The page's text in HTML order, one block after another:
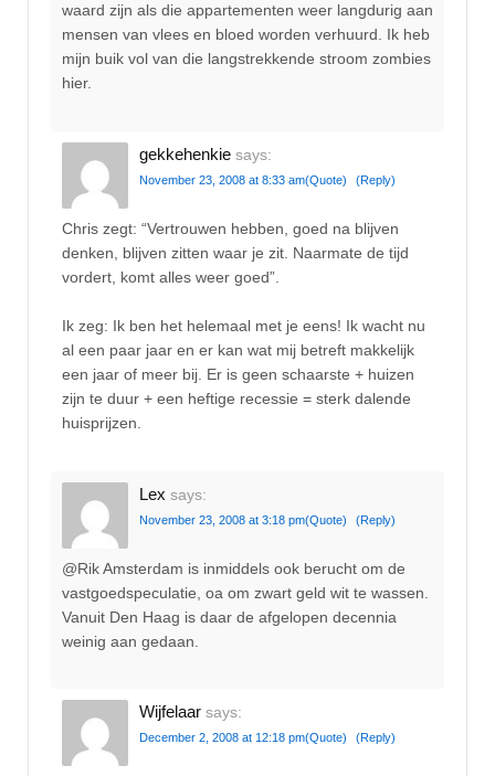
waard zijn als die appartementen weer langdurig aan
mensen van vlees en bloed worden verhuurd. Ik heb
mijn buik vol van die langstrekkende stroom zombies
hier.
gekkehenkie says:
November 23, 2008 at 8:33 am(Quote) (Reply)
Chris zegt: “Vertrouwen hebben, goed na blijven
denken, blijven zitten waar je zit. Naarmate de tijd
vordert, komt alles weer goed”.
Ik zeg: Ik ben het helemaal met je eens! Ik wacht nu
al een paar jaar en er kan wat mij betreft makkelijk
een jaar of meer bij. Er is geen schaarste + huizen
zijn te duur + een heftige recessie = sterk dalende
huisprijzen.
Lex says:
November 23, 2008 at 3:18 pm(Quote) (Reply)
@Rik Amsterdam is inmiddels ook berucht om de
vastgoedspeculatie, oa om zwart geld wit te wassen.
Vanuit Den Haag is daar de afgelopen decennia
weinig aan gedaan.
Wijfelaar says:
December 2, 2008 at 12:18 pm(Quote) (Reply)